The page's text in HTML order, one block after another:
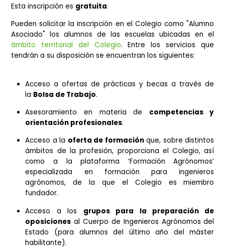
El Colegio ha creado la figura “Alumno Asociado”
objeto de facilitar a los ingenieros agrónomos
jóvenes el acceso a la organización colegial.
Esta inscripción esgratuita.
Asociado" los alumnos de las escuelas ubicadas
ámbito territorial del Colegio
Acceso a ofertas de prácticas y becas a
laBolsa de Trabajo.
Asesoramiento en materia de
orientación profesionales.
Acceso a la
ámbitos de la profesión, proporciona el
como a la plataforma ‘Formación
especializada en formación para
agrónomos, de la que el Colegio es